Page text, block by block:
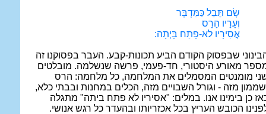
שָׂם תֵּבֵל כַּמִּדְבָּר
וְעָרָיו הָרָס
אֲסִירָיו לא-פָתַח בָּיְתָה:
שבפסוק הקודם הביע תכונות-קבע. העבר בפסוקנו זה
מאורע היסטורי, חד-פעמי, פרשה שנשלמה. מובלטים
מומנטים המסמלים את המלחמה, כל מלחמה: הרס
מזה - וגורל השבויים מזה, הכלים במחנות ובבתי כלא,
כן בימינו אנו. במלים: "אסיריו לא פתח ביתה" מתגלה
הכובש העריץ בכל אכזריותו ובהעדר כל רגש אנושי.